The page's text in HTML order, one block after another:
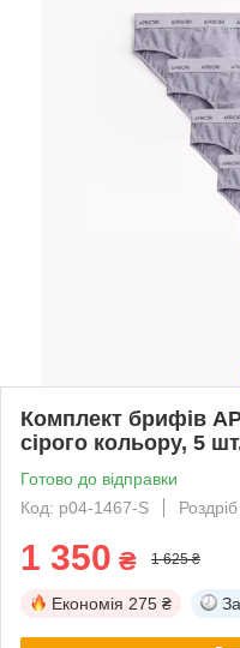
Комплект брифів
сірого кольору, 5
Готово до відправки
Код: p04-1467-S
Роздріб
1 350 ₴ 1 625 ₴
Економія 275 ₴